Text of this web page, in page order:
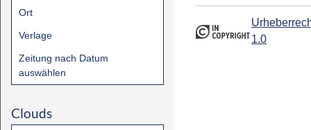
Ort
Verlage
Zeitung nach Datum
auswählen
Clouds
1.0